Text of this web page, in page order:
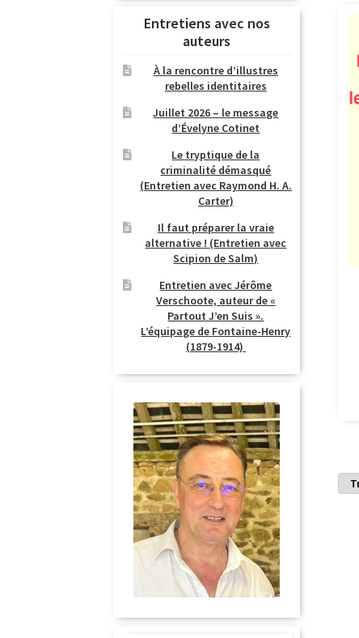
Entretiens avec nos
auteurs
À la rencontre d’illustres
rebelles identitaires
Juillet 2026 – le message
d’Évelyne Cotinet
Le tryptique de la
criminalité démasqué
(Entretien avec Raymond H. A.
Carter)
Il faut préparer la vraie
alternative ! (Entretien avec
Scipion de Salm)
Entretien avec Jérôme
Verschoote, auteur de «
Partout J’en Suis ».
L’équipage de Fontaine-Henry
(1879-1914)